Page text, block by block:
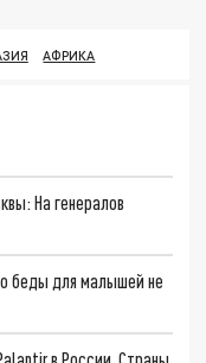
АФРИКА
На генералов
беды для малышей не
в России. Страны